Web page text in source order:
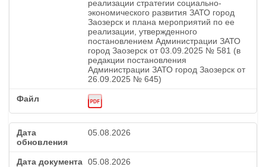
реализации стратегии социально-
экономического развития ЗАТО город
Заозерск и плана мероприятий по ее
реализации, утвержденного
постановлением Администрации ЗАТО
город Заозерск от 03.09.2025 № 581 (в
редакции постановления
Администрации ЗАТО город Заозерск от
26.09.2025 № 645)
05.08.2026
05.08.2026